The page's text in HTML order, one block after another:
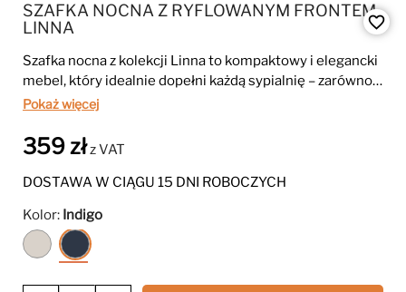
SZAFKA NOCNA Z RYFLOWANYM FRONTEM
LINNA
Szafka nocna z kolekcji Linna to kompaktowy i elegancki
mebel, który idealnie dopełni każdą sypialnię – zarówno
nowoczesną, jak i klasyczną. Jej prosta forma oraz
komponuje się z innymi elementami kolekcji.
Pokaż więcej
359 złz VAT
DOSTAWA W CIĄGU 15 DNI ROBOCZYCH
Kolor: Indigo
KaszmirIndigo
favorite_border